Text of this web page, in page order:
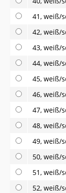
41, weiß/
42, weiß/
43, weiß/
44, weiß/
45, weiß/
46, weiß/
47, weiß/
48, weiß/
49, weiß/
50, weiß/
51, weiß/
52, weiß/